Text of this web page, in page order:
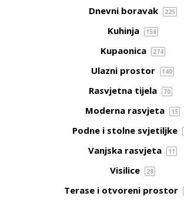
Dnevni boravak 225
Kuhinja 156
Kupaonica 274
Ulazni prostor 140
Rasvjetna tijela 70
Moderna rasvjeta 15
Podne i stolne svjetiljke
Vanjska rasvjeta 11
Visilice 28
Terase i otvoreni prostor